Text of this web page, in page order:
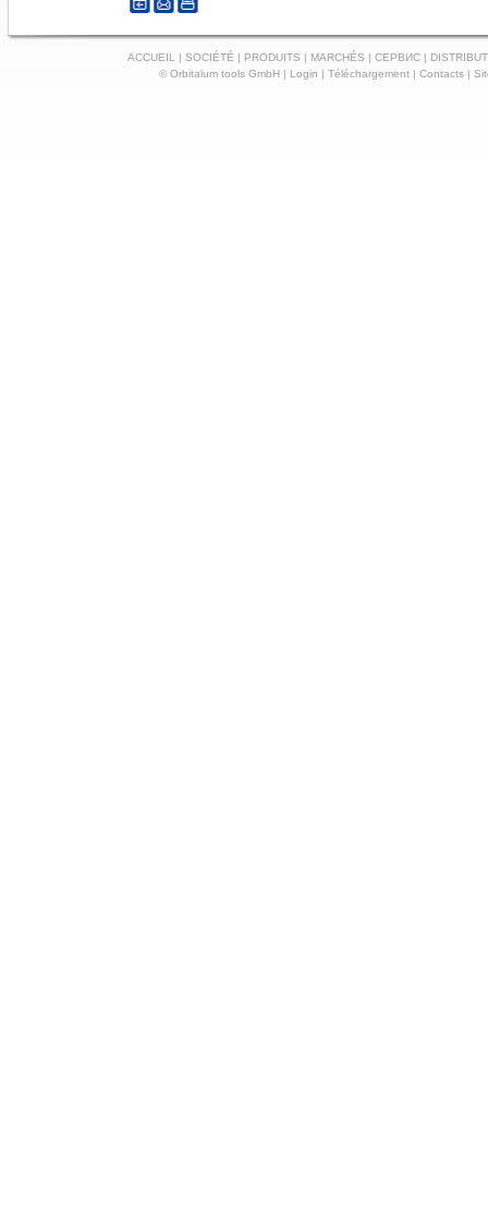
ACCUEIL | SOCIÉTÉ | PRODUITS | MARCHÉS | СЕРВИС |
© Orbitalum tools GmbH | Login | Téléchargement| Contacts|